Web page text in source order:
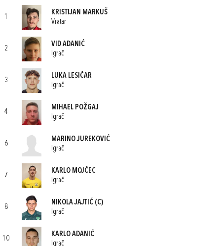
1
KRISTIJAN MARKUŠ
Vratar
2
VID ADANIĆ
Igrač
3
LUKA LESIČAR
Igrač
4
MIHAEL POŽGAJ
Igrač
6
MARINO JUREKOVIĆ
Igrač
7
KARLO MOJČEC
Igrač
8
NIKOLA JAJTIĆ (C)
Igrač
10
KARLO ADANIĆ
Igrač